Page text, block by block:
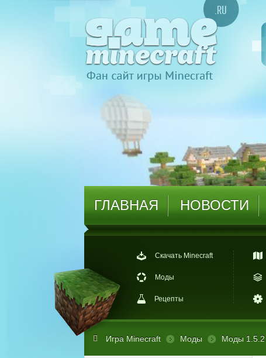
ГЛАВНАЯ НОВОСТИ
Скачать Minecraft
Моды
Рецепты
Игра Minecraft Моды Моды 1.5.2